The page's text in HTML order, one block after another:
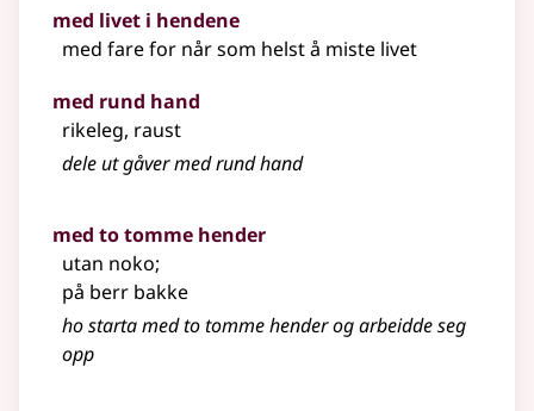
med livet i hendene
med fare for når som helst å miste livet
med rund hand
rikeleg, raust
dele ut gåver med rund hand
med to tomme hender
utan noko;
på berr bakke
ho starta med to tomme hender og arbeidde seg
opp